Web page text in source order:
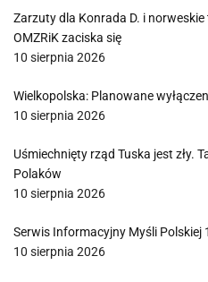
Zarzuty dla Konrada D. i norweskie
OMZRiK zaciska się
10 sierpnia 2026
Wielkopolska: Planowane
10 sierpnia 2026
Uśmiechnięty rząd Tuska jest zły.
Polaków
10 sierpnia 2026
Serwis Informacyjny Myśli Polskiej
10 sierpnia 2026